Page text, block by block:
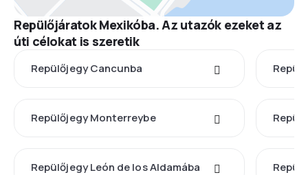
Repülőjáratok Mexikóba. Az utazók ezeket az
úti célokat is szeretik
Repülőjegy Cancunba
Repülőjegy Monterreybe
Repülőjegy León de los Aldamába